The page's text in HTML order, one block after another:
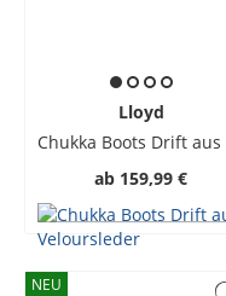
Lloyd
ab 159,99 €
NEU